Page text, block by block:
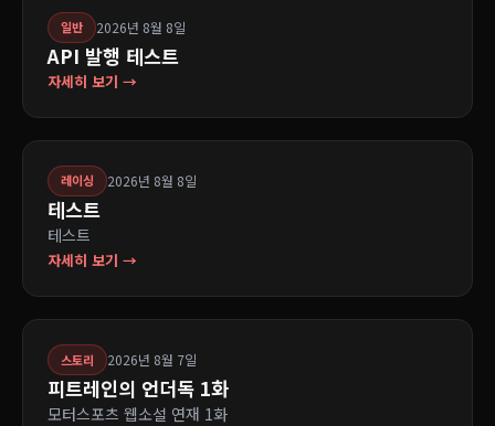
일반 2026년 8월 8일
API 발행 테스트
자세히 보기 →
레이싱 2026년 8월 8일
테스트
테스트
자세히 보기 →
스토리 2026년 8월 7일
피트레인의 언더독 1화
모터스포츠 웹소설 연재 1화